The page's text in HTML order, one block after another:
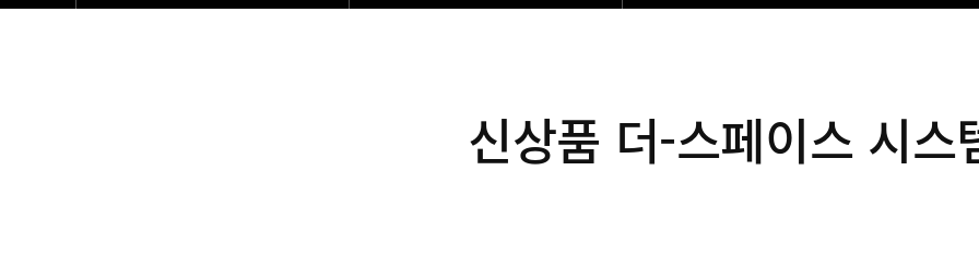
신상품 더-스페이스 시스